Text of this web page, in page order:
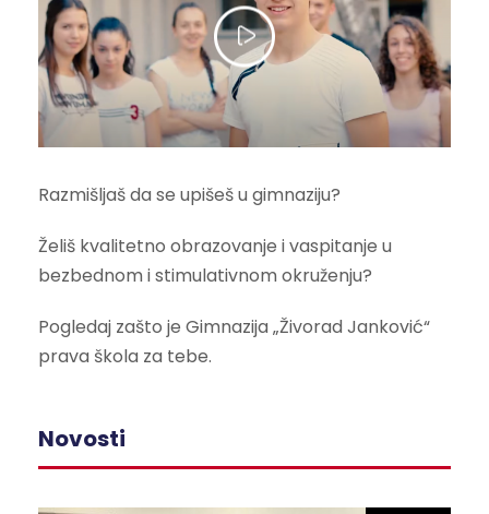
v
u
č
n
i
h
a
i
s
Razmišljaš da se upišeš u gimnaziju?
Želiš kvalitetno obrazovanje i vaspitanje u
bezbednom i stimulativnom okruženju?
Pogledaj zašto je Gimnazija „Živorad Janković“
prava škola za tebe.
Novosti